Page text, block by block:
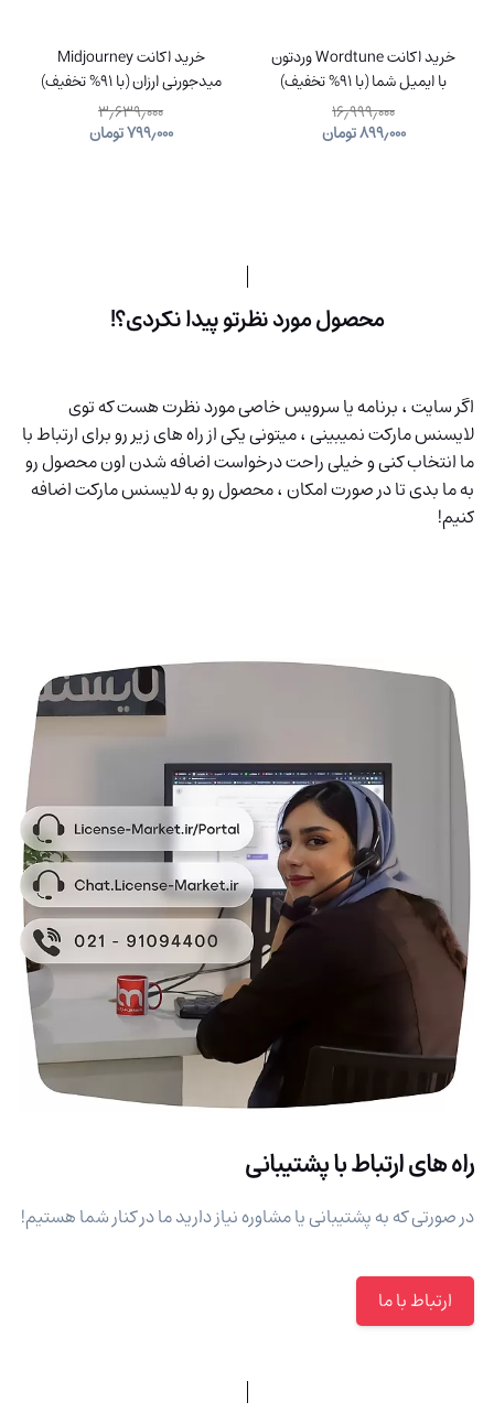
خرید اکانت Wordtune وردتون
با ایمیل شما (با 91% تخفیف)
۱۶٫۹۹۹٫۰۰۰
۸۹۹٫۰۰۰تومان
خرید اکانت Midjourney
میدجورنی ارزان (با 91% تخفیف)
۳٫۶۳۹٫۰۰۰
۷۹۹٫۰۰۰تومان
محصول مورد نظرتو پیدا نکردی؟!
اگر سایت ، برنامه یا سرویس خاصی مورد نظرت هست که توی
لایسنس مارکت نمیبینی ، میتونی یکی از راه های زیر رو برای ارتباط با
ما انتخاب کنی و خیلی راحت درخواست اضافه شدن اون محصول رو
به ما بدی تا در صورت امکان ، محصول رو به لایسنس مارکت اضافه
کنیم!
راه های ارتباط با پشتیبانی
در صورتی که به پشتیبانی یا مشاوره نیاز دارید ما در کنار شما هستیم!
ارتباط با ما